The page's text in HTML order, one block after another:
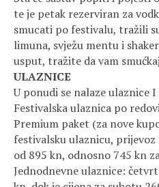
te je petak rezerviran za
smucati po festivalu, tražili
limuna, svježu mentu i
usput, tražite da vam
ULAZNICE
U ponudi se nalaze ulaznice
Festivalska ulaznica po
Premium paket (za nove
festivalsku ulaznicu,
od 895 kn, odnosno 745 kn
Jednodnevne ulaznice: